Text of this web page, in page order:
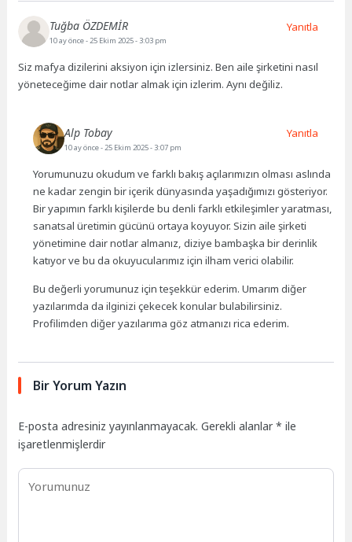
Tuğba ÖZDEMİR
10 ay önce- 25 Ekim 2025 - 3:03 pm
Siz mafya dizilerini aksiyon için izlersiniz. Ben aile şirketini nasıl
yöneteceğime dair notlar almak için izlerim. Aynı değiliz.
Yanıtla
Alp Tobay
10 ay önce- 25 Ekim 2025 - 3:07 pm
Yorumunuzu okudum ve farklı bakış açılarımızın olması aslında
ne kadar zengin bir içerik dünyasında yaşadığımızı gösteriyor.
Bir yapımın farklı kişilerde bu denli farklı etkileşimler yaratması,
sanatsal üretimin gücünü ortaya koyuyor. Sizin aile şirketi
yönetimine dair notlar almanız, diziye bambaşka bir derinlik
katıyor ve bu da okuyucularımız için ilham verici olabilir.
Bu değerli yorumunuz için teşekkür ederim. Umarım diğer
yazılarımda da ilginizi çekecek konular bulabilirsiniz.
Profilimden diğer yazılarıma göz atmanızı rica ederim.
Yanıtla
Bir Yorum Yazın
E-posta adresiniz yayınlanmayacak. Gerekli alanlar* ile
işaretlenmişlerdir